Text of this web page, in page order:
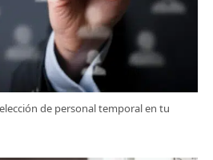
de personal temporal en tu